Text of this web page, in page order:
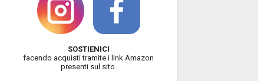
SOSTIENICI
facendo acquisti tramite i link Amazon
presenti sul sito.